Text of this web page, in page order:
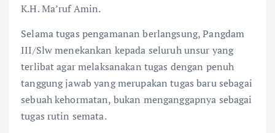
K.H. Ma’ruf Amin.
Selama tugas pengamanan berlangsung, Pangdam
III/Slw menekankan kepada seluruh unsur yang
terlibat agar melaksanakan tugas dengan penuh
tanggung jawab yang merupakan tugas baru sebagai
sebuah kehormatan, bukan menganggapnya sebagai
tugas rutin semata.